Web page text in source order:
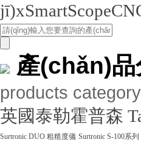
產(chǎn)品
products category
英國泰勒霍普森
Surtronic DUO 粗糙度儀 Surtronic S-100系列